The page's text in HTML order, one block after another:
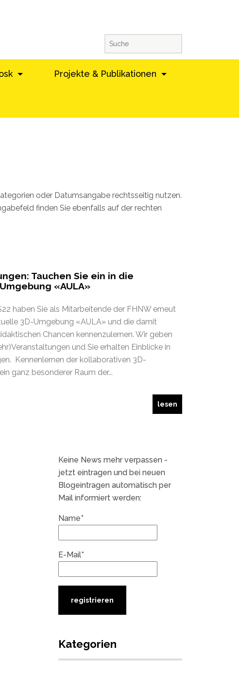
Projekte & Publikationen
oder Datumsangabe rechtsseitig nutzen.
finden Sie ebenfalls auf der rechten
Tauchen Sie ein in die
«AULA»
haben Sie als Mitarbeitende der FHNW erneut
3D-Umgebung «AULA» und die damit
Chancen kennenzulernen. Wir geben
und Sie erhalten Einblicke in
Kennenlernen der kollaborativen 3D-
ganz besonderer Raum der...
lesen
Keine News mehr verpassen -
jetzt eintragen und bei neuen
Blogeintragen automatisch per
Mail informiert werden:
Name*
E-Mail*
Kategorien